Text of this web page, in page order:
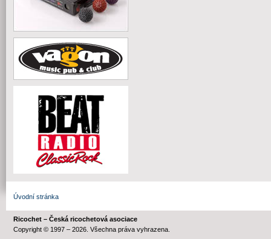
Úvodní stránka
Ricochet – Česká ricochetová asociace
Copyright © 1997 – 2026. Všechna práva vyhrazena.